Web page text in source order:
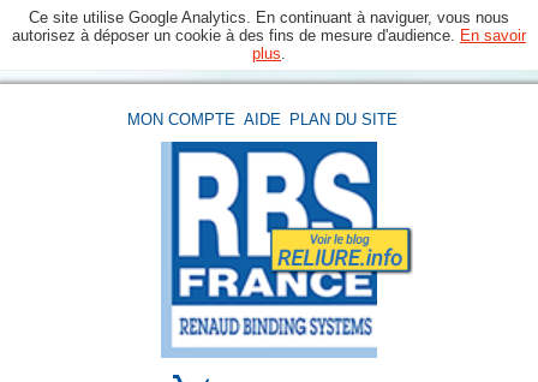
Ce site utilise Google Analytics. En continuant à naviguer, vous nous
autorisez à déposer un cookie à des fins de mesure d'audience. En savoir
plus
MON COMPTE AIDE PLAN DU SITE